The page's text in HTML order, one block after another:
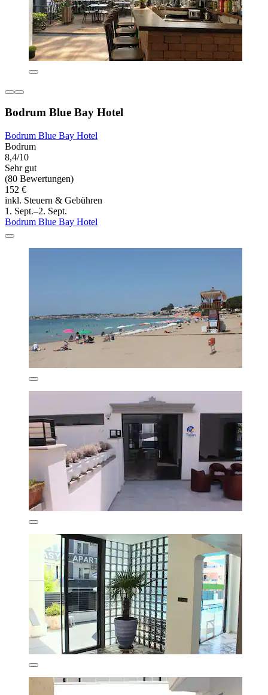
Bodrum Blue Bay Hotel
Bodrum Blue Bay Hotel
Bodrum
8,4/10
Sehr gut
(80 Bewertungen)
152 €
inkl. Steuern & Gebühren
1. Sept.–2. Sept.
Bodrum Blue Bay Hotel